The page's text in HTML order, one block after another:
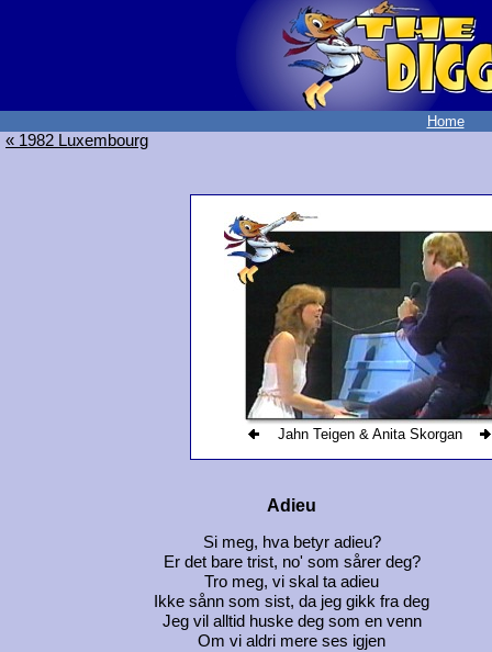
Home
« 1982 Luxembourg
Jahn Teigen & Anita Skorgan
Adieu
Si meg, hva betyr adieu?
Er det bare trist, no' som sårer deg?
Tro meg, vi skal ta adieu
Ikke sånn som sist, da jeg gikk fra deg
Jeg vil alltid huske deg som en venn
Om vi aldri mere ses igjen